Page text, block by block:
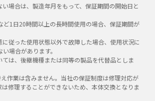
場合は、製造年月をもって、保証期間の開始日と
1日20時間以上の長時間使用の場合、保証期間が
従った使用状態以外で故障した場合、使用状況に
場合があります。
は、後継機種または同等の製品を代替品としま
作業は含みません。当社の保証制度は修理対応が
修理することができないため、本体交換となりま